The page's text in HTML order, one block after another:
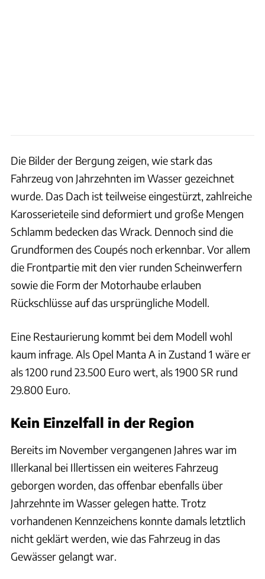
Die Bilder der Bergung zeigen, wie stark das
Fahrzeug von Jahrzehnten im Wasser gezeichnet
wurde. Das Dach ist teilweise eingestürzt, zahlreiche
Karosserieteile sind deformiert und große Mengen
Schlamm bedecken das Wrack. Dennoch sind die
Grundformen des Coupés noch erkennbar. Vor allem
die Frontpartie mit den vier runden Scheinwerfern
sowie die Form der Motorhaube erlauben
Rückschlüsse auf das ursprüngliche Modell.
Eine Restaurierung kommt bei dem Modell wohl
kaum infrage. Als Opel Manta A in Zustand 1 wäre er
als 1200 rund 23.500 Euro wert, als 1900 SR rund
29.800 Euro.
Kein Einzelfall in der Region
Bereits im November vergangenen Jahres war im
Illerkanal bei Illertissen ein weiteres Fahrzeug
geborgen worden, das offenbar ebenfalls über
Jahrzehnte im Wasser gelegen hatte. Trotz
vorhandenen Kennzeichens konnte damals letztlich
nicht geklärt werden, wie das Fahrzeug in das
Gewässer gelangt war.